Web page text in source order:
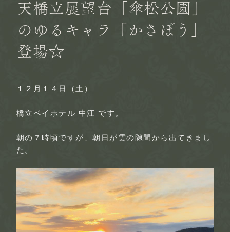
天橋立展望台「傘松公園」
のゆるキャラ「かさぼう」
登場☆
１２月１４日（土）
橋立ベイホテル 中江 です。
朝の７時頃ですが、朝日が雲の隙間から出てきまし
た。